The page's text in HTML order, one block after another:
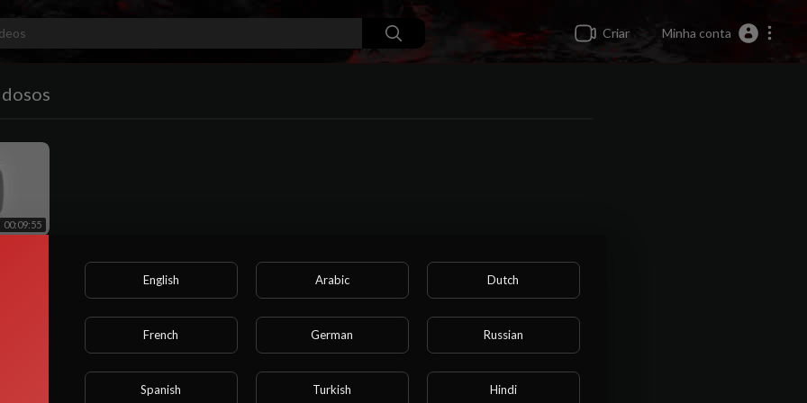
Criar Minha conta
00:09:55
| Dra.
English Arabic Dutch
French German Russian
Spanish Turkish Hindi